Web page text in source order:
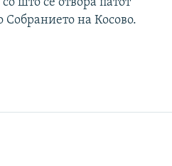
Собранието на Косово.